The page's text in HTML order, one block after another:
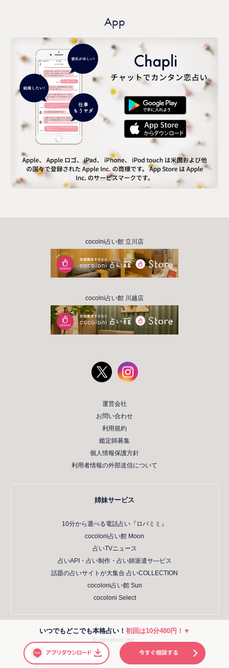
いつでもどこでも本格占い！ 初回は10分480円！▼
App
cocolni占い館 立川店
cocolni占い館 川越店
運営会社
お問い合わせ
利用規約
鑑定師募集
個人情報保護方針
利用者情報の外部送信について
姉妹サービス
10分から選べる電話占い『ロバミミ』
cocoloni占い館 Moon
占いTVニュース
占いAPI・占い制作・占い師派遣サ―ビス
話題の占いサイトが大集合 占いCOLLECTION
cocoloni占い館 Sun
cocoloni Select
© cocoloni,Inc.